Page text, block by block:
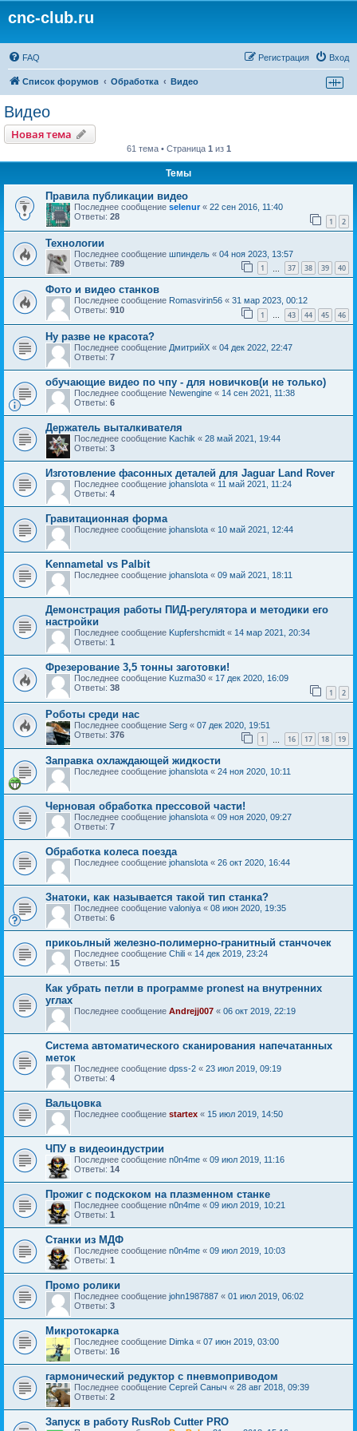
cnc-club.ru
FAQ Вход
Регистрация
Список форумов Обработка Видео
Видео
Новая тема
61 тема • Страница 1 из 1
Темы
Правила публикации видео
Последнее сообщение selenur« 22 сен 2016, 11:40
Ответы: 28 1 2
Технологии
Последнее сообщение шпиндель « 04 ноя 2023, 13:57
Ответы: 789 1 37 38 39 40
Фото и видео станков
Последнее сообщение Romasvirin56 « 31 мар 2023, 00:12
Ответы: 910 1 … 43 44 45 46
Ну разве не красота?
Последнее сообщение ДмитрийХ « 04 дек 2022, 22:47
Ответы: 7
обучающие видео по чпу - для новичков(и не только)
Последнее сообщение Newengine « 14 сен 2021, 11:38
Ответы: 6
Держатель выталкивателя
Последнее сообщение Kachik « 28 май 2021, 19:44
Ответы: 3
Изготовление фасонных деталей для Jaguar Land Rover
Последнее сообщение johanslota « 11 май 2021, 11:24
Ответы: 4
Гравитационная форма
Последнее сообщение johanslota « 10 май 2021, 12:44
Kennametal vs Palbit
Последнее сообщение johanslota « 09 май 2021, 18:11
Демонстрация работы ПИД-регулятора и методики его
настройки
Последнее сообщение Kupfershcmidt « 14 мар 2021, 20:34
Ответы: 1
Фрезерование 3,5 тонны заготовки!
Последнее сообщение Kuzma30 « 17 дек 2020, 16:09
Ответы: 38 1 2
Роботы среди нас
Последнее сообщение Serg « 07 дек 2020, 19:51
Ответы: 376 1 16 17 18 19
Заправка охлаждающей жидкости
Последнее сообщение johanslota « 24 ноя 2020, 10:11
Черновая обработка прессовой части!
Последнее сообщение johanslota « 09 ноя 2020, 09:27
Ответы: 7
Обработка колеса поезда
Последнее сообщение johanslota « 26 окт 2020, 16:44
Знатоки, как называется такой тип станка?
Последнее сообщение valoniya « 08 июн 2020, 19:35
Ответы: 6
прикоьлный железно-полимерно-гранитный станчочек
Последнее сообщение Chili « 14 дек 2019, 23:24
Ответы: 15
Как убрать петли в программе pronest на внутренних
углах
Последнее сообщение Andrejj007 « 06 окт 2019, 22:19
Система автоматического сканирования напечатанных
меток
Последнее сообщение dpss-2 « 23 июл 2019, 09:19
Ответы: 4
Вальцовка
Последнее сообщение startex « 15 июл 2019, 14:50
ЧПУ в видеоиндустрии
Последнее сообщение n0n4me « 09 июл 2019, 11:16
Ответы: 14
Прожиг с подскоком на плазменном станке
Последнее сообщение n0n4me « 09 июл 2019, 10:21
Ответы: 1
Станки из МДФ
Последнее сообщение n0n4me « 09 июл 2019, 10:03
Ответы: 1
Промо ролики
Последнее сообщение john1987887 « 01 июл 2019, 06:02
Ответы: 3
Микротокарка
Последнее сообщение Dimka « 07 июн 2019, 03:00
Ответы: 16
гармонический редуктор с пневмоприводом
Последнее сообщение Сергей Саныч « 28 авг 2018, 09:39
Ответы: 2
Запуск в работу RusRob Cutter PRO